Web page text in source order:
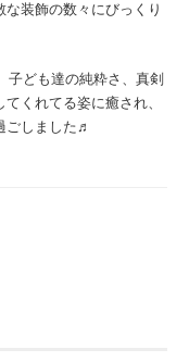
装飾の数々にびっくり
子ども達の純粋さ、真剣
くれてる姿に癒され、
ごしました♬